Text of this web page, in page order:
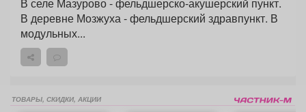
В деревне Мозжуха - фельдшерский здравпункт. В
модульных...
ТОВАРЫ, СКИДКИ, АКЦИИ